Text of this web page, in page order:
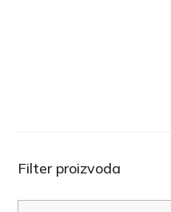
Filter proizvoda